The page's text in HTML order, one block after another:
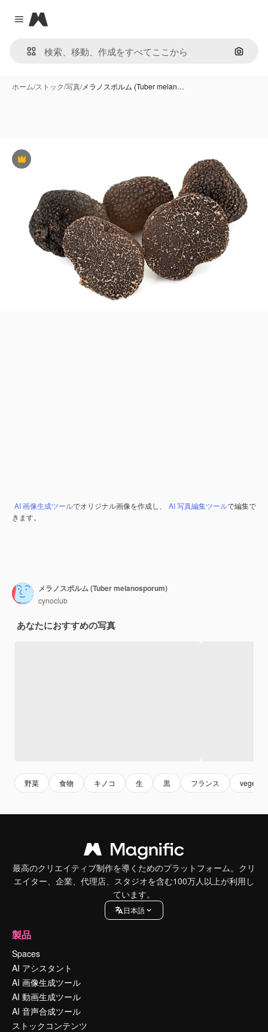
Close menu
Magnific
画像で
ホーム/ストック/写真/メラノスポルム (Tuber melan…
Premium
AI 画像生成ツールでオリジナル画像を作成し、 AI 写真編集ツールで編集で
きます。
メラノスポルム (Tuber melanosporum)
cynoclub
あなたにおすすめの写真
野菜 食物 キノコ 生 黒 フランス
最高のクリエイティブ制作を導くためのプラットフォーム。クリ
エイター、企業、代理店、スタジオを含む100万人以上が利用し
ています。
日本語
製品
Spaces
AI アシスタント
AI 画像生成ツール
AI 動画生成ツール
AI 音声合成ツール
ストックコンテンツ